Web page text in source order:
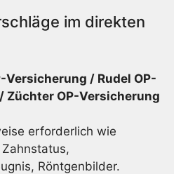
im direkten
Versicherung / Rudel OP-
Züchter OP-Versicherung
erforderlich wie
Röntgenbilder.